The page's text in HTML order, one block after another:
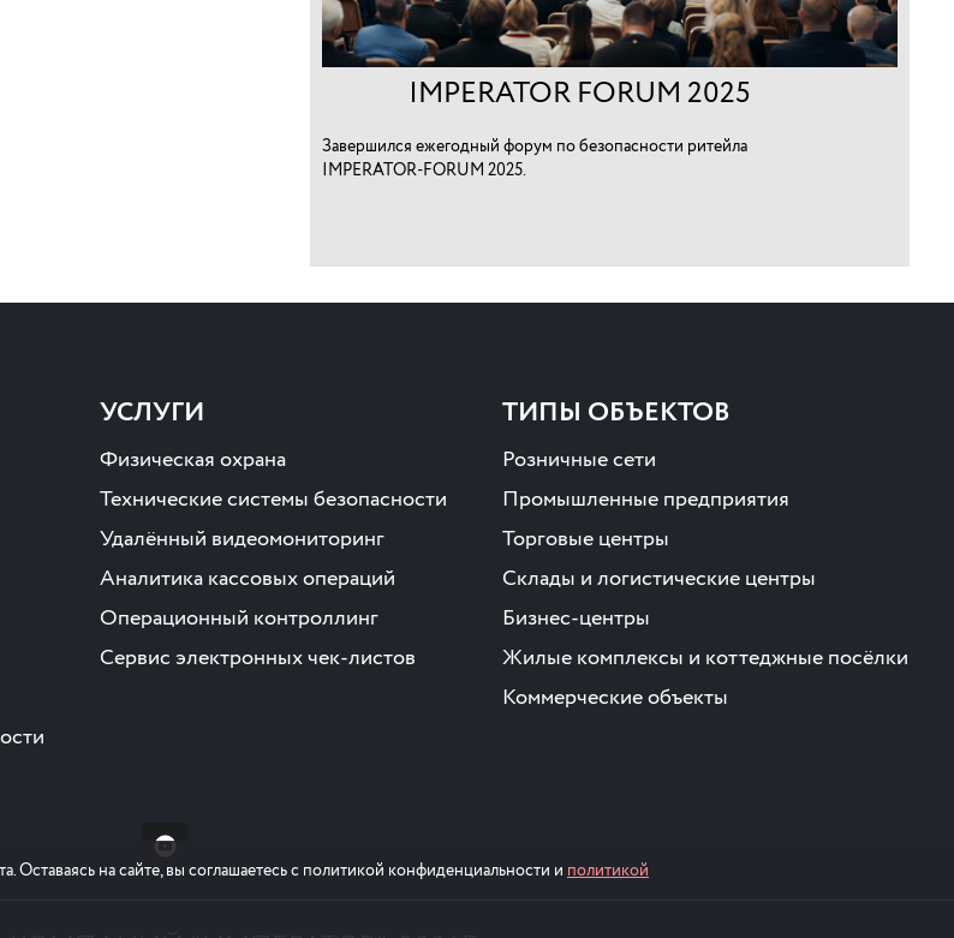
IMPERATOR FORUM 2025
Завершился ежегодный форум по безопасности ритейла
IMPERATOR-FORUM 2025.
УСЛУГИ
Физическая охрана
Технические системы безопасности
Удалённый видеомониторинг
Аналитика кассовых операций
Операционный контроллинг
Сервис электронных чек-листов
ТИПЫ ОБЪЕКТОВ
Розничные сети
Промышленные предприятия
Торговые центры
Склады и логистические центры
Бизнес-центры
Жилые комплексы и коттеджные посёлки
Коммерческие объекты
на сайте, вы соглашаетесь с политикой конфиденциальности и политикой